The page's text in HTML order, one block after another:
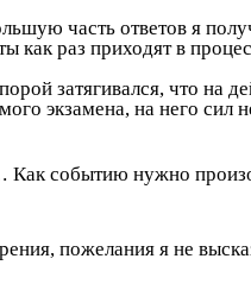
часть ответов я
как раз приходят в
затягивался, что на
экзамена, на него сил
Как событию нужно
пожелания я не